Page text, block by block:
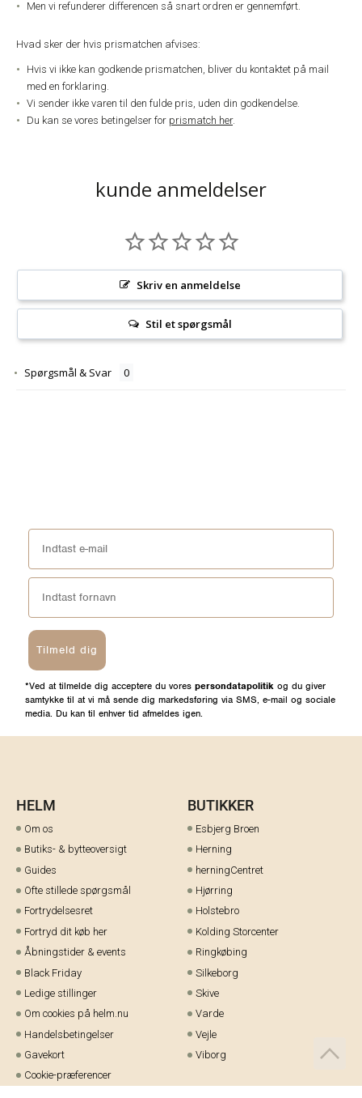
Men vi refunderer differencen så snart ordren er gennemført.
Hvad sker der hvis prismatchen afvises:
Hvis vi ikke kan godkende prismatchen, bliver du kontaktet på mail
med en forklaring.
Vi sender ikke varen til den fulde pris, uden din godkendelse.
Du kan se vores betingelser for prismatch her.
kunde anmeldelser
Skriv en anmeldelse
Stil et spørgsmål
Spørgsmål & Svar
Tilmeld dig
*Ved at tilmelde dig acceptere du vores persondatapolitik og du giver
samtykke til at vi må sende dig markedsføring via SMS, e-mail og sociale
media. Du kan til enhver tid afmeldes igen.
HELM
Om os
Butiks- & bytteoversigt
Guides
Ofte stillede spørgsmål
Fortrydelsesret
Fortryd dit køb her
Åbningstider & events
Black Friday
Ledige stillinger
Om cookies på helm.nu
Handelsbetingelser
Gavekort
Cookie-præferencer
BUTIKKER
Esbjerg Broen
Herning
herningCentret
Hjørring
Holstebro
Kolding Storcenter
Ringkøbing
Silkeborg
Skive
Varde
Vejle
Viborg